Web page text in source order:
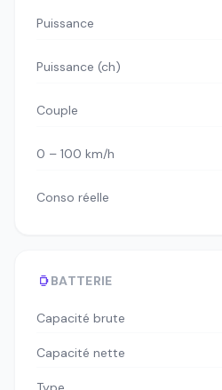
Puissance
Puissance (ch)
Couple
0 – 100 km/h
Conso réelle
BATTERIE
Capacité brute
Capacité nette